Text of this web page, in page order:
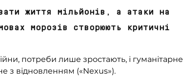
життя мільйонів, а атаки на
морозів створюють критичні
потреби лише зростають, і гуманітарне
з відновленням («Nexus»).